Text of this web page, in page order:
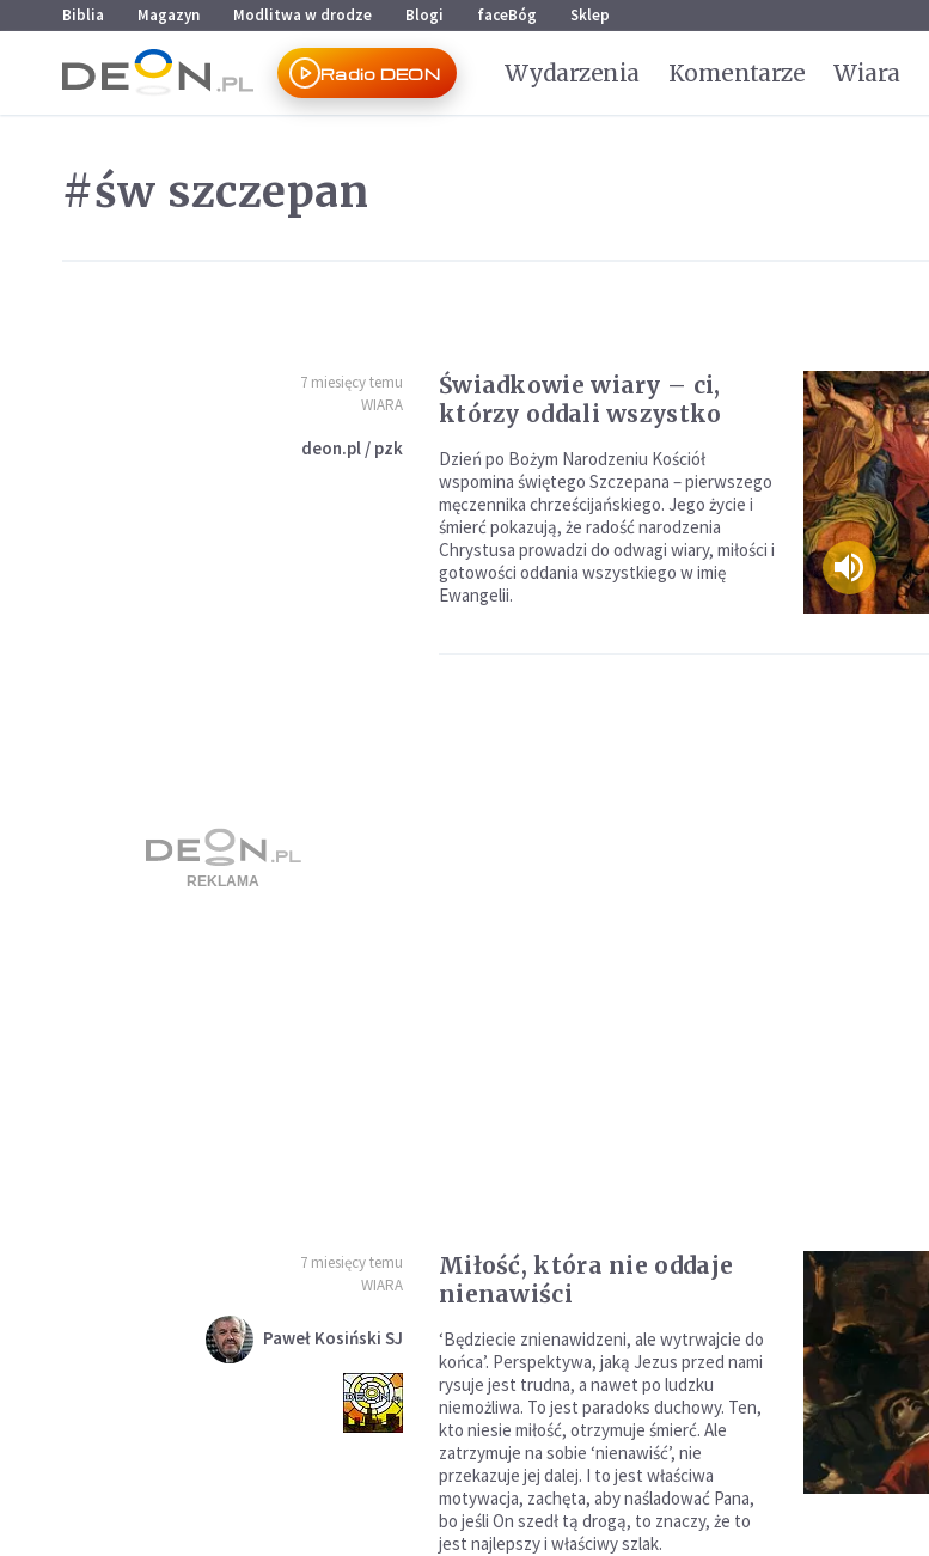
Przejdź do menu głównego
Przejdź do treści
Biblia Magazyn Modlitwa w drodze Blogi faceBóg Sklep
Radio DEON Wydarzenia Komentarze Wiara
#św szczepan
7 miesięcy temu
WIARA
deon.pl / pzk
Świadkowie wiary – ci,
którzy oddali wszystko
Dzień po Bożym Narodzeniu Kościół
wspomina świętego Szczepana – pierwszego
męczennika chrześcijańskiego. Jego życie i
śmierć pokazują, że radość narodzenia
Chrystusa prowadzi do odwagi wiary, miłości i
gotowości oddania wszystkiego w imię
Ewangelii.
7 miesięcy temu
WIARA
Paweł Kosiński SJ
Miłość, która nie oddaje
nienawiści
‘Będziecie znienawidzeni, ale wytrwajcie do
końca’. Perspektywa, jaką Jezus przed nami
rysuje jest trudna, a nawet po ludzku
niemożliwa. To jest paradoks duchowy. Ten,
kto niesie miłość, otrzymuje śmierć. Ale
zatrzymuje na sobie ‘nienawiść’, nie
przekazuje jej dalej. I to jest właściwa
motywacja, zachęta, aby naśladować Pana,
bo jeśli On szedł tą drogą, to znaczy, że to
jest najlepszy i właściwy szlak.